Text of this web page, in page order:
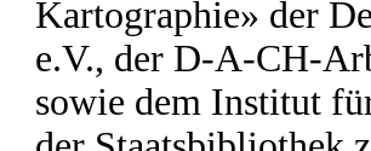
Kartographie» der
e.V., der D-A-CH-
sowie dem Institut